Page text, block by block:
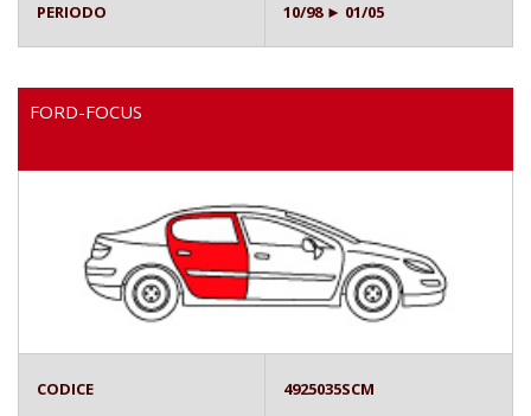
PERIODO 10/98 ► 01/05
FORD-FOCUS
CODICE 4925035SCM